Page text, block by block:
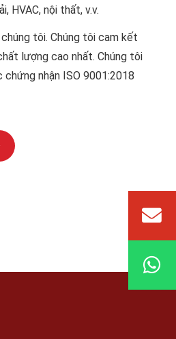
HVAC, nội thất, v.v.
tôi. Chúng tôi cam kết
lượng cao nhất. Chúng tôi
nhận ISO 9001:2018